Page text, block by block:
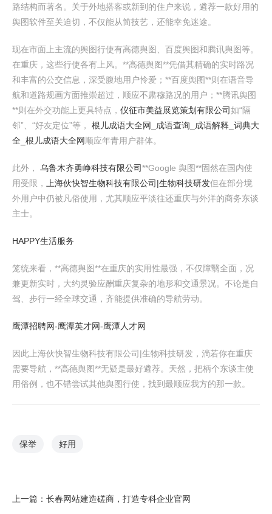
路结构而著名。关于外地搭客或新到的住户来说，遴荐一款好用的
舆图软件至关迫切，不仅能从简技艺，还能幸免迷途。
现在市面上主流的舆图行使有高德舆图、百度舆图和腾讯舆图等。
在重庆，这些行使各有上风。**高德舆图**凭借其精确的实时路况
和丰富的公交信息，深受腹地用户怜爱；**百度舆图**则在语音导
航和道路规画方面推崇超过，顺应不肃穆路况的用户；**腾讯舆图
**则在外交功能上更具特点， 仪征市美益展览策划有限公司如“隔
邻”、“好友定位”等， 根儿成语大全网_成语查询_成语解释_词典大
全_根儿成语大全网 顺应年青用户群体。
此外， 乌鲁木齐勇峥科技有限公司**Google 舆图**固然在国内使
用受限，
上海伙快智生物科技有限公司|生物科技研发但在部分境
外用户中仍被凡俗使用，尤其顺应平淡往还重庆与外洋的商务东谈
主士。
HAPPY生活服务
笼统来看，**高德舆图**在重庆的实用性最强，不仅障翳全面，况
兼更新实时，大约灵验应酬重庆复杂的地形和交通景况。不论是自
驾、步行一经全球交通，齐能提供准确的导航劳动。
鹰潭招聘网-鹰潭英才网-鹰潭人才网
因此上海伙快智生物科技有限公司|生物科技研发，淌若你在重庆
需要导航，**高德舆图**无疑是最好遴荐。天然，把柄个东谈主使
用俗例，也不错尝试其他舆图行使，找到最顺应我方的那一款。
保举 好用
上一篇： 长春网站建造磋商，打造专科企业官网